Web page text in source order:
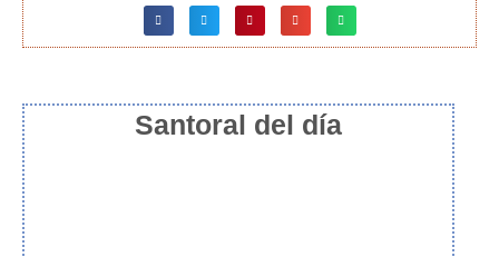
Santoral del día